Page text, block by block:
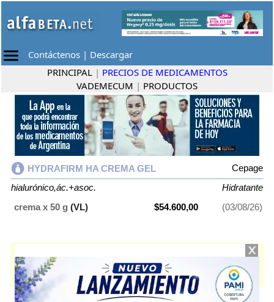
Contáctenos | Descargar
PRINCIPAL | PRECIOS DE MEDICAMENTOS
VADEMECUM | PRODUCTOS
HYDRAFIRM HA CREMA GEL
Cepage
hialurónico,ác.+asoc.
Hidratante
crema x 50 g (VL) $54.600,00 (03/08/26)
indica como
. Es producido porCepage
y cuenta con 1
presentación disponible.